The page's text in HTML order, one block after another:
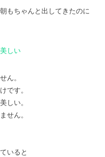
もちゃんと出してきたのに
しい
ん。
です。
しい。
せん。
いると